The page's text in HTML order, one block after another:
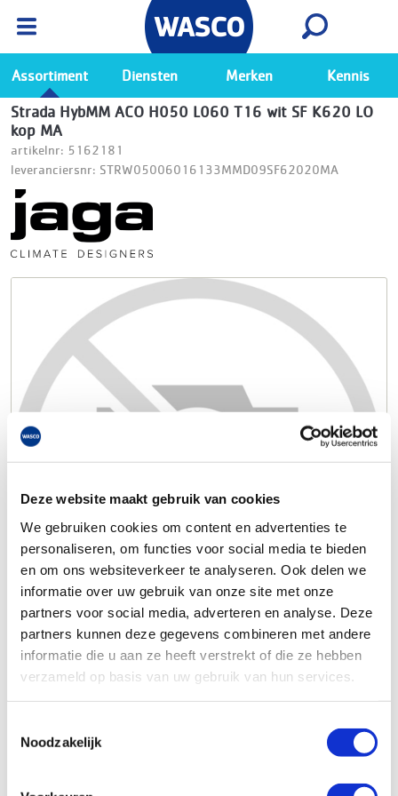
Deze website maakt gebruik van cookies
We gebruiken cookies om content en advertenties te
personaliseren, om functies voor social media te bieden
en om ons websiteverkeer te analyseren. Ook delen we
informatie over uw gebruik van onze site met onze
partners voor social media, adverteren en analyse. Deze
partners kunnen deze gegevens combineren met andere
informatie die u aan ze heeft verstrekt of die ze hebben
verzameld op basis van uw gebruik van hun services.
Noodzakelijk
Ga naar de Wasco app
Bekijk
Assortiment Diensten Merken Kennis
Strada HybMM ACO H050 L060 T16 wit SF K620 LO
kop MA
artikelnr: 5162181
leveranciersnr: STRW05006016133MMD09SF62020MA